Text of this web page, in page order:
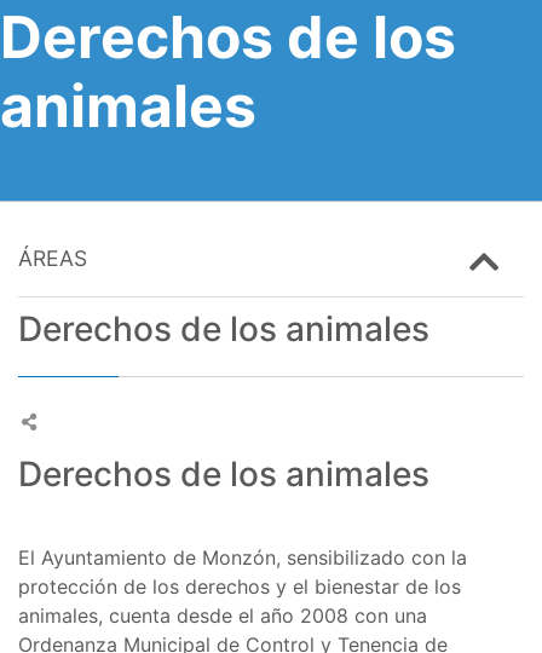
Derechos de los
animales
ÁREAS
Derechos de los animales
Derechos de los animales
El Ayuntamiento de Monzón, sensibilizado con la
protección de los derechos y el bienestar de los
animales, cuenta desde el año 2008 con una
Ordenanza Municipal de Control y Tenencia de